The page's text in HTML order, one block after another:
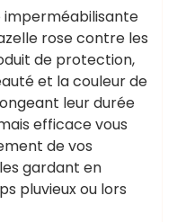
imperméabilisante
rose contre les
de protection,
et la couleur de
leur durée
efficace vous
de vos
gardant en
pluvieux ou lors